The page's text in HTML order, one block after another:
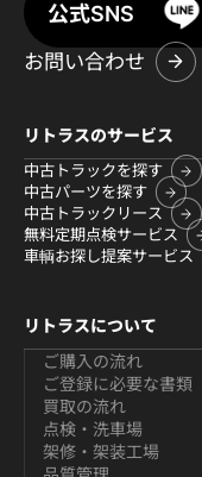
公式SNS
お問い合わせ
リトラスのサービス
中古トラックを探す
中古パーツを探す
中古トラックリース
無料定期点検サービス
車輌お探し提案サービス
リトラスについて
ご購入の流れ
ご登録に必要な書類
買取の流れ
点検・洗車場
架修・架装工場